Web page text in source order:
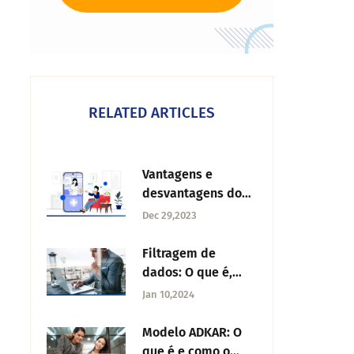
RELATED ARTICLES
Vantagens e
desvantagens do
Net Promoter Score
Dec 29,2023
Filtragem de
dados: O que é,
vantagens e
Jan 10,2024
Modelo ADKAR: O